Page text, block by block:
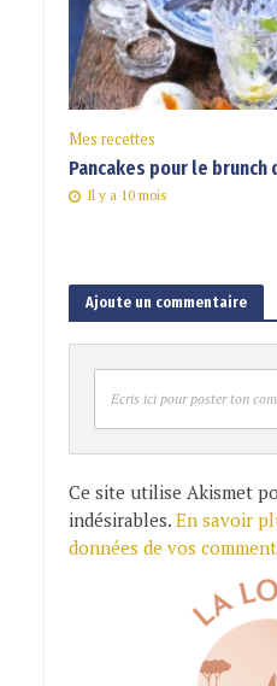
Mes recettes
Pancakes pour le brunch
Il y a 10 mois
Ajoute un commentaire
Ecris ici pour poster ton
Ce site utilise Akismet
indésirables. En savoir
données de vos